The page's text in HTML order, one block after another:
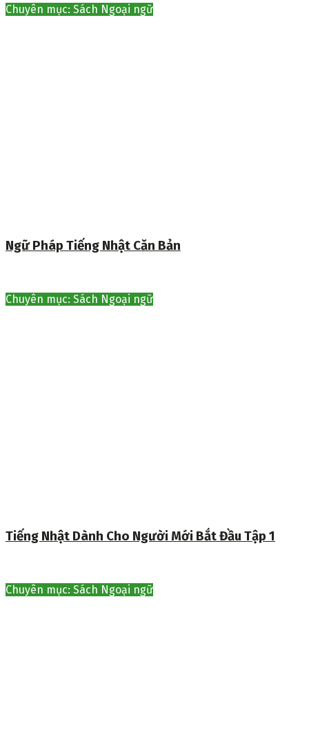
Chuyên mục: Sách Ngoại ngữ
Ngữ Pháp Tiếng Nhật Căn Bản
Chuyên mục: Sách Ngoại ngữ
Tiếng Nhật Dành Cho Người Mới Bắt Đầu Tập 1
Chuyên mục: Sách Ngoại ngữ